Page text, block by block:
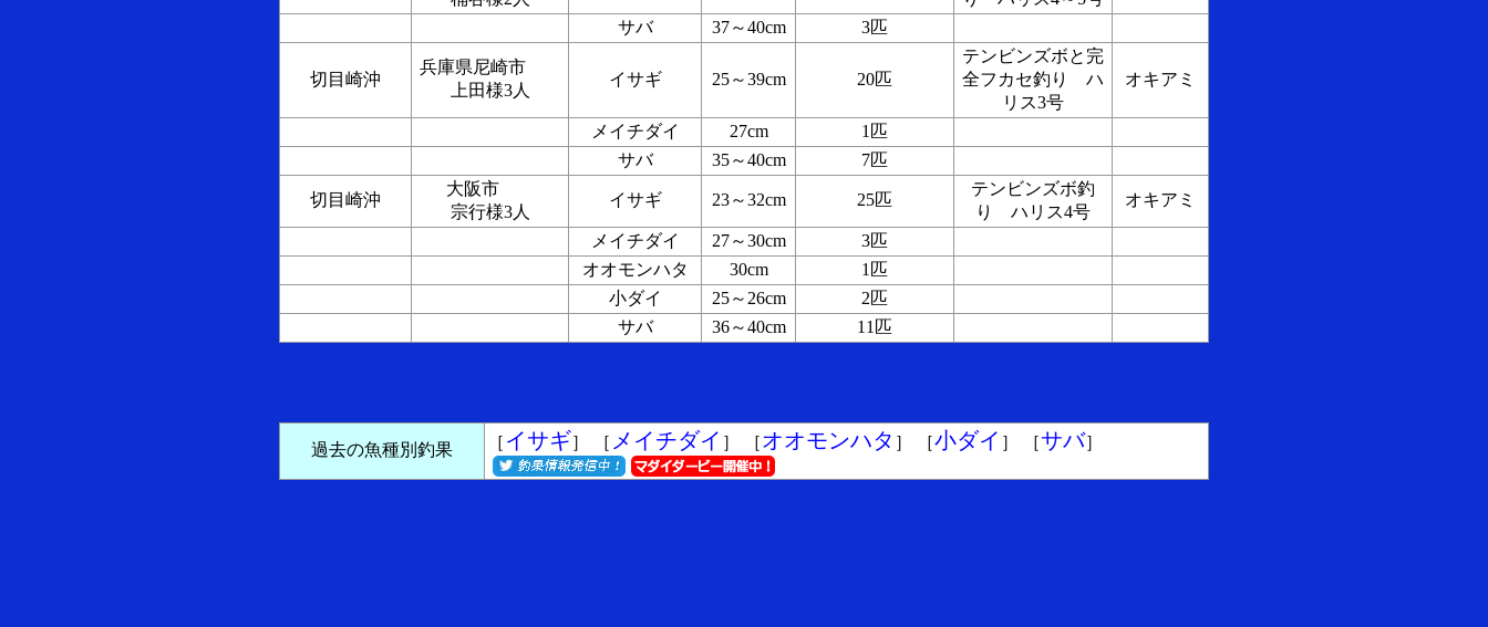
サバ 37～40cm 3匹
切目崎沖
兵庫県尼崎市
上田様3人
イサギ 25～39cm 20匹
テンビンズボと完
全フカセ釣り ハ
リス3号
オキアミ
メイチダイ 27cm
1匹
サバ
35～40cm 7匹
切目崎沖
大阪市
宗行様3人
イサギ 23～32cm 25匹
テンビンズボ釣
り ハリス4号
オキアミ
メイチダイ 27～30cm
3匹
オオモンハタ
30cm
1匹
小ダイ
25～26cm
2匹
サバ
36～40cm 11匹
過去の魚種別釣果 ［ イサギ］ ［ メイチダイ ］ ［オオモンハタ ］ ［小ダイ ］ ［サバ］